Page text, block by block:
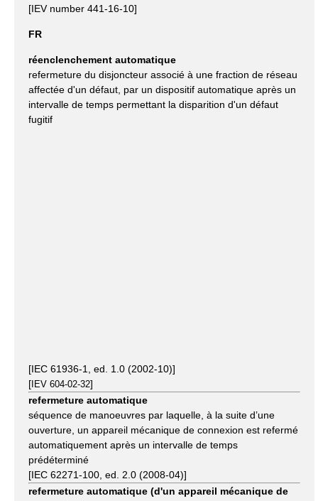
[IEV number 441-16-10]
FR
réenclenchement automatique
refermeture du disjoncteur associé à une fraction de réseau
affectée d'un défaut, par un dispositif automatique après un
intervalle de temps permettant la disparition d'un défaut
fugitif
[IEC 61936-1, ed. 1.0 (2002-10)]
[ IEV 604-02-32]
refermeture automatique
séquence de manoeuvres par laquelle, à la suite d’une
ouverture, un appareil mécanique de connexion est refermé
automatiquement après un intervalle de temps
prédéterminé
[IEC 62271-100, ed. 2.0 (2008-04)]
refermeture automatique (d'un appareil mécanique de